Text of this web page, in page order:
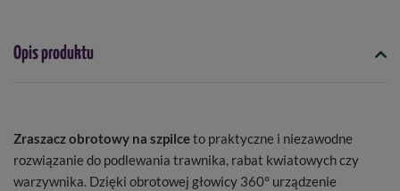
Opis produktu
Zraszacz obrotowy na szpilceto praktyczne i niezawodne
rozwiązanie do podlewania trawnika, rabat kwiatowych czy
warzywnika. Dzięki obrotowej głowicy 360° urządzenie